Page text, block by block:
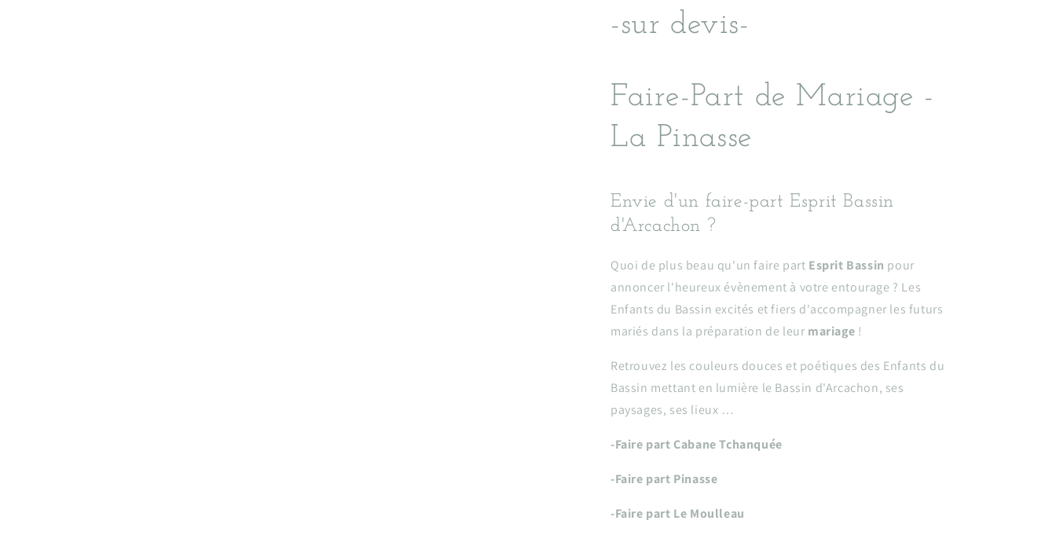
-sur devis-
Faire-Part de Mariage -
La Pinasse
Envie d'un faire-part Esprit Bassin
d'Arcachon ?
Quoi de plus beau qu'un faire part Esprit Bassin pour
annoncer l'heureux évènement à votre entourage ? Les
Enfants du Bassin excités et fiers d'accompagner les futurs
mariés dans la préparation de leurmariage !
Retrouvez les couleurs douces et poétiques des Enfants du
Bassin mettant en lumière le Bassin d'Arcachon, ses
paysages, ses lieux …
-Faire part Cabane Tchanquée
-Faire part Pinasse
-Faire part Le Moulleau